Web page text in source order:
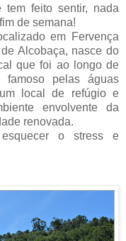
feito sentir, nada
de semana!
em Fervença
Alcobaça, nasce do
que foi ao longo de
famoso pelas águas
local de refúgio e
envolvente da
renovada.
o stress e